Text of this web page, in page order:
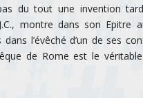
du tout une invention
montre dans son Epitre
l’évêché d’un de ses
de Rome est le